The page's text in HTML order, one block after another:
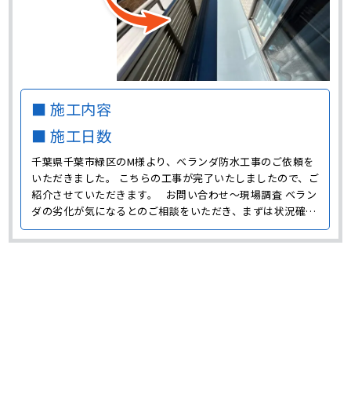
■ 施工内容
■ 施工日数
千葉県千葉市緑区のM様より、ベランダ防水工事のご依頼を
いただきました。 こちらの工事が完了いたしましたので、ご
紹介させていただきます。 お問い合わせ～現場調査 ベラン
ダの劣化が気になるとのご相談をいただき、まずは状況確認
のために現場に伺いました。 M様邸ではベランダで家庭菜園
をしたりガーデニングをしたりと、ベランダをよく活用して